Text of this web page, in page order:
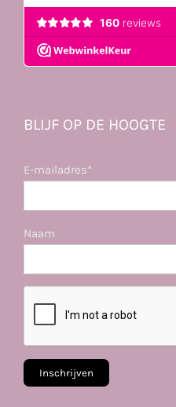
BLIJF OP DE HOOGTE
E-mailadres*
Naam